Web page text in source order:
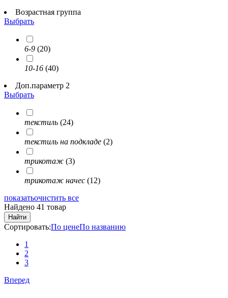
Возрастная группа
Выбрать
6-9 (20)
10-16 (40)
Доп.параметр 2
Выбрать
текстиль (24)
текстиль на подкладе (2)
трикотаж (3)
трикотаж начес (12)
показатьочистить все
Найдено 41 товар
Найти
Сортировать:По ценеПо названию
1
2
3
Вперед